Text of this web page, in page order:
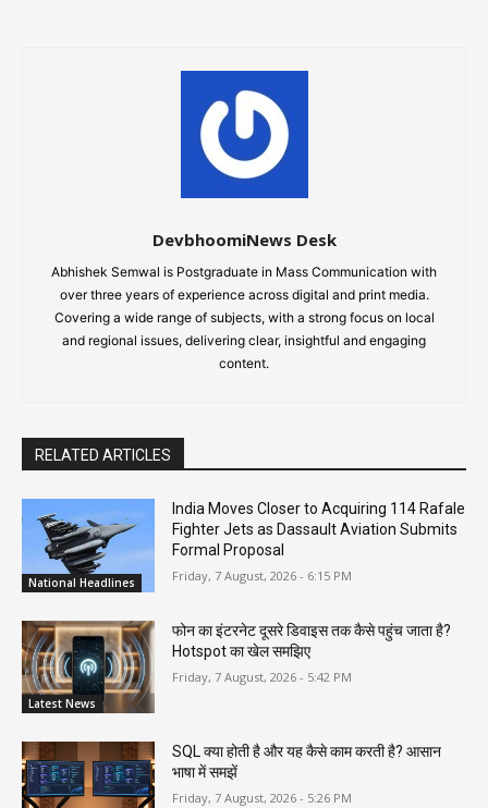
DevbhoomiNews Desk
Abhishek Semwal is Postgraduate in Mass Communication with
over three years of experience across digital and print media.
Covering a wide range of subjects, with a strong focus on local
and regional issues, delivering clear, insightful and engaging
content.
RELATED ARTICLES
National Headlines
India Moves Closer to Acquiring 114 Rafale
Fighter Jets as Dassault Aviation Submits
Formal Proposal
Friday, 7 August, 2026 - 6:15 PM
Latest News
फोन का इंटरनेट दूसरे डिवाइस तक कैसे पहुंच जाता है?
Hotspot का खेल समझिए
Friday, 7 August, 2026 - 5:42 PM
SQL क्या होती है और यह कैसे काम करती है? आसान
भाषा में समझें
Friday, 7 August, 2026 - 5:26 PM